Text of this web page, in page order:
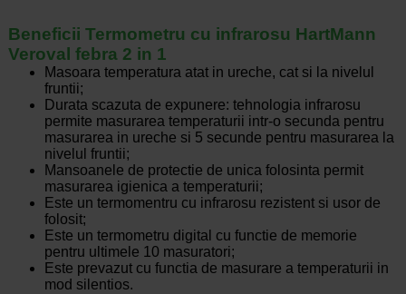
Beneficii Termometru cu infrarosu HartMann
Veroval febra 2 in 1
Masoara temperatura atat in ureche, cat si la nivelul
fruntii;
Durata scazuta de expunere: tehnologia infrarosu
permite masurarea temperaturii intr-o secunda pentru
masurarea in ureche si 5 secunde pentru masurarea la
nivelul fruntii;
Mansoanele de protectie de unica folosinta permit
masurarea igienica a temperaturii;
Este un termomentru cu infrarosu rezistent si usor de
folosit;
Este un termometru digital cu functie de memorie
pentru ultimele 10 masuratori;
Este prevazut cu functia de masurare a temperaturii in
mod silentios.